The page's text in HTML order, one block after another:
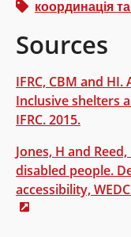
координація
Sources
IFRC, CBM and
Inclusive shelters
IFRC. 2015.
Jones, H and
disabled people.
accessibility,